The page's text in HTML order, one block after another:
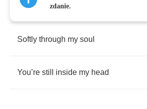
For the byways
Softly through my soul
You’re still inside my head
zdanie.